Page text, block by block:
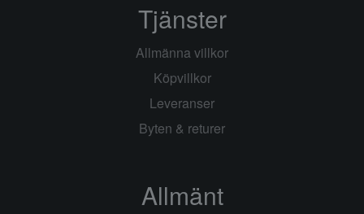
Tjänster
Allmänna villkor
Köpvillkor
Leveranser
Byten & returer
Allmänt